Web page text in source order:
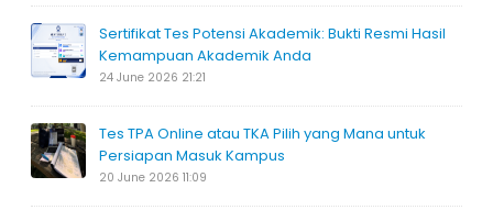
Sertifikat Tes Potensi Akademik: Bukti Resmi Hasil
Kemampuan Akademik Anda
24 June 2026 21:21
Tes TPA Online atau TKA Pilih yang Mana untuk
Persiapan Masuk Kampus
20 June 2026 11:09